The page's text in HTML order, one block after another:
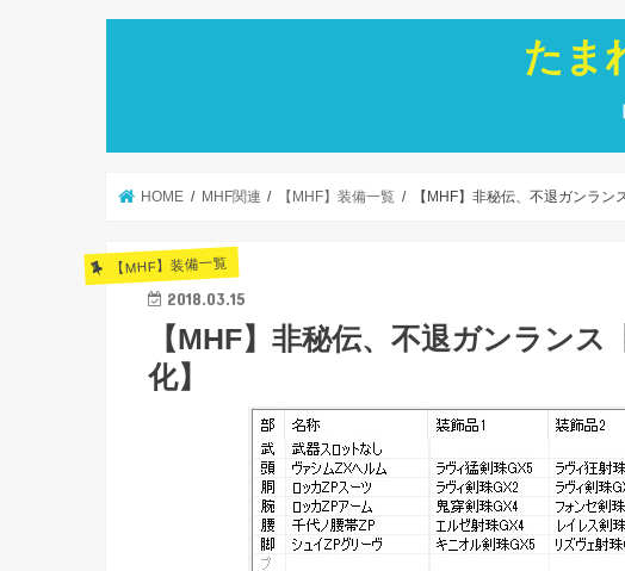
たま
HOME MHF関連 【MHF】装備一覧 【MHF】非秘伝、不退ガンラン
【MHF】装備一覧
2018.03.15
【MHF】非秘伝、不退ガンラン
化】